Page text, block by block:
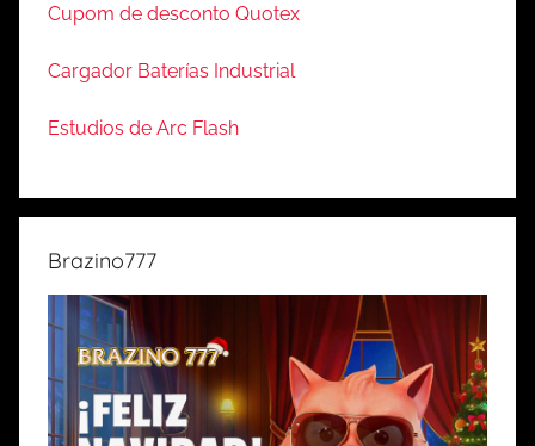
Cupom de desconto Quotex
Cargador Baterías Industrial
Estudios de Arc Flash
Brazino777